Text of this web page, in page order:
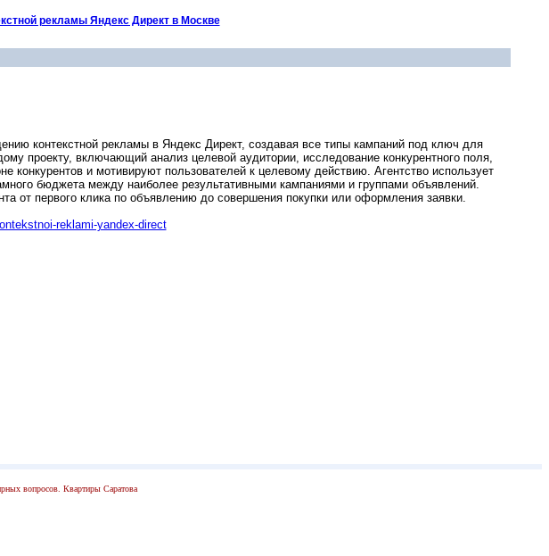
рекламы Яндекс Директ в Москве
контекстной рекламы в Яндекс Директ, создавая все типы кампаний под ключ для
проекту, включающий анализ целевой аудитории, исследование конкурентного поля,
и мотивируют пользователей к целевому действию. Агентство использует
бюджета между наиболее результативными кампаниями и группами объявлений.
от первого клика по объявлению до совершения покупки или оформления заявки.
reklami-yandex-direct
вопросов. Квартиры Саратова